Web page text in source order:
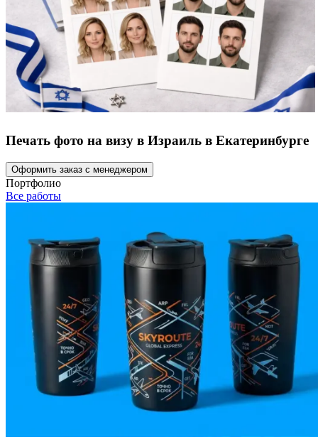
Печать фото на визу в Израиль в Екатеринбурге
Оформить заказ с менеджером
Портфолио
Все работы